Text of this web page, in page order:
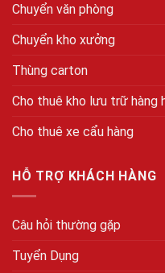
Chuyển văn phòng
Chuyển kho xưởng
Thùng carton
Cho thuê kho lưu trữ hàng
Cho thuê xe cẩu hàng
HỖ TRỢ KHÁCH HÀNG
Câu hỏi thường gặp
Tuyển Dụng